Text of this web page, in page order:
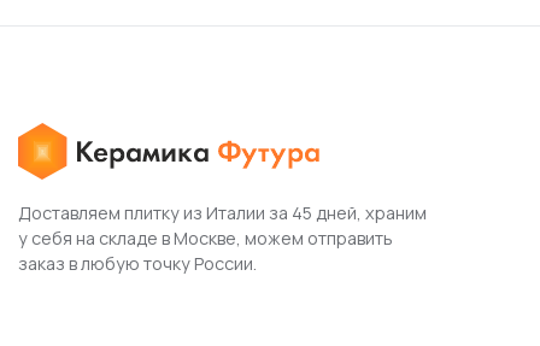
Доставляем плитку из Италии за 45 дней, храним
у себя на складе в Москве, можем отправить
заказ в любую точку России.